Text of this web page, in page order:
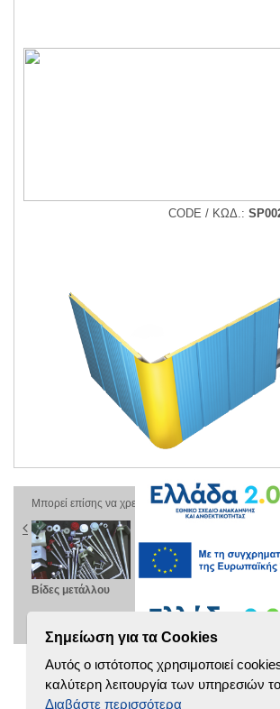
CODE / ΚΩΔ.:
Μπορεί επίσης να χρειαστείτε
Βίδες μετάλλου
μικρονεύρωσης
PW-D
Σημείωση για τα Cookies
Αυτός ο ιστότοπος χρησιμοποιεί
καλύτερη λειτουργία των υπηρεσιών
Διαβάστε περισσότερα